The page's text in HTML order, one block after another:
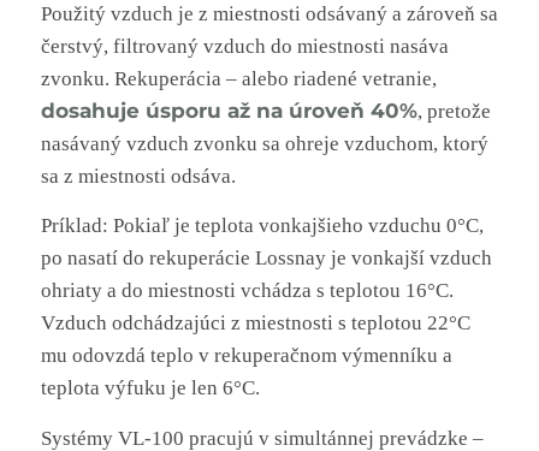
Použitý vzduch je z miestnosti odsávaný a zároveň sa
čerstvý, filtrovaný vzduch do miestnosti nasáva
zvonku. Rekuperácia – alebo riadené vetranie,
dosahuje úsporu až na úroveň 40%, pretože
nasávaný vzduch zvonku sa ohreje vzduchom, ktorý
sa z miestnosti odsáva.
Príklad: Pokiaľ je teplota vonkajšieho vzduchu 0°C,
po nasatí do rekuperácie Lossnay je vonkajší vzduch
ohriaty a do miestnosti vchádza s teplotou 16°C.
Vzduch odchádzajúci z miestnosti s teplotou 22°C
mu odovzdá teplo v rekuperačnom výmenníku a
teplota výfuku je len 6°C.
Systémy VL-100 pracujú v simultánnej prevádzke –